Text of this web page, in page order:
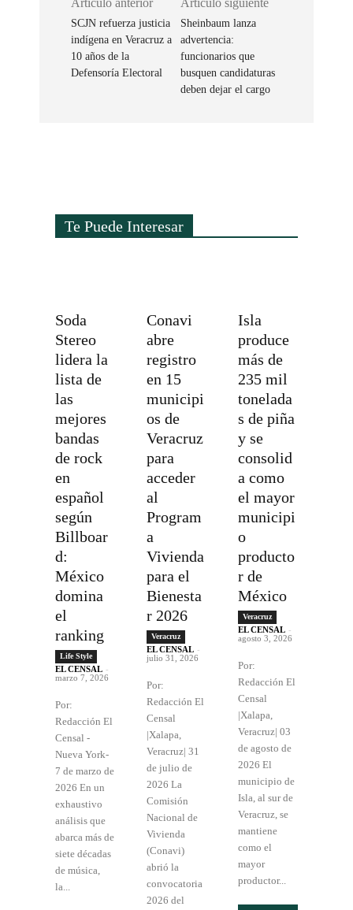
Artículo anterior
SCJN refuerza justicia
indígena en Veracruz a
10 años de la
Defensoría Electoral
Artículo siguiente
Sheinbaum lanza
advertencia:
funcionarios que
busquen candidaturas
deben dejar el cargo
Te Puede Interesar
Soda
Stereo
lidera la
lista de
las
mejores
bandas
de rock
en
español
según
Billboar
d:
México
domina
el
ranking
Life Style
EL CENSAL -
marzo 7, 2026
Por:
Redacción El
Censal -
Nueva York-
7 de marzo de
2026 En un
exhaustivo
análisis que
abarca más de
siete décadas
de música,
la...
Conavi
abre
registro
en 15
municipi
os de
Veracruz
para
acceder
al
Program
a
Vivienda
para el
Bienesta
r 2026
Veracruz
EL CENSAL -
julio 31, 2026
Por:
Redacción El
Censal
|Xalapa,
Veracruz| 31
de julio de
2026 La
Comisión
Nacional de
Vivienda
(Conavi)
abrió la
convocatoria
2026 del
Isla
produce
más de
235 mil
tonelada
s de piña
y se
consolid
a como
el mayor
municipi
o
producto
r de
México
Veracruz
EL CENSAL -
agosto 3, 2026
Por:
Redacción El
Censal
|Xalapa,
Veracruz| 03
de agosto de
2026 El
municipio de
Isla, al sur de
Veracruz, se
mantiene
como el
mayor
productor...